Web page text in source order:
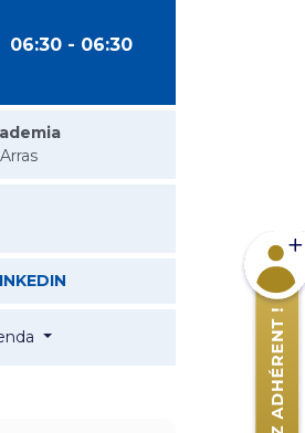
06:30 - 06:30
AFTERWORK TERRA
Afterwork Terra Academia